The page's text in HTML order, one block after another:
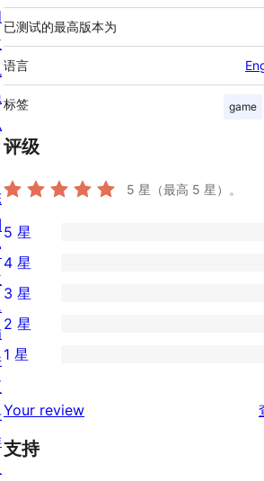
已测试的最高版本为
语言
标签 game
评级
5 星（最高 5 星）。
3
条
5
星
评
5 星
条
4
星
价
4 星
0
条
3
评
价
3 星
条
星
评
2 星
1
星
1 星
Your review
支持